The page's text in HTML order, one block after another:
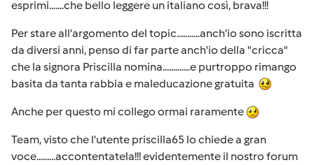
esprimi.......che bello leggere un italiano così, brava!!!
Per stare all'argomento del topic...........anch'io sono iscritta
da diversi anni, penso di far parte anch'io della "cricca"
che la signora Priscilla nomina.............e purtroppo rimango
basita da tanta rabbia e maleducazione gratuita
Anche per questo mi collego ormai raramente
Team, visto che l'utente priscilla65 lo chiede a gran
voce.........accontentatela!!! evidentemente il nostro forum